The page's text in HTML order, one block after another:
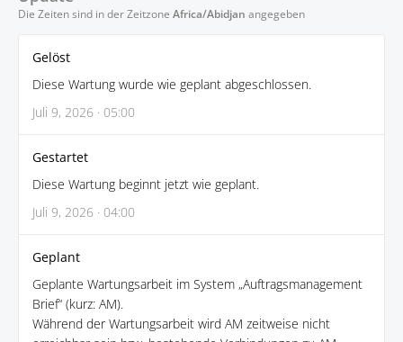
Die Zeiten sind in der Zeitzone Africa/Abidjan angegeben
Gelöst
Diese Wartung wurde wie geplant abgeschlossen.
Juli 9, 2026 · 05:00
Gestartet
Diese Wartung beginnt jetzt wie geplant.
Juli 9, 2026 · 04:00
Geplant
Geplante Wartungsarbeit im System „Auftragsmanagement
Brief“ (kurz: AM).
Während der Wartungsarbeit wird AM zeitweise nicht